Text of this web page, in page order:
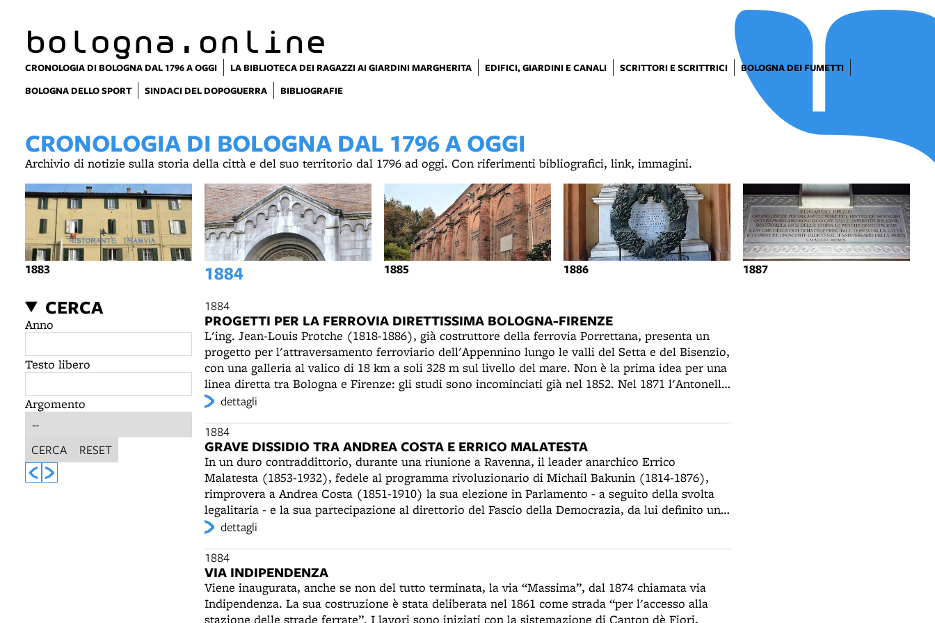
bologna.online
CRONOLOGIA DI BOLOGNA DAL 1796 A OGGI LA BIBLIOTECA DEI RAGAZZI AI GIARDINI MARGHERITA EDIFICI, GIARDINI E CANALI SCRITTORI E SCRITTRICI
BOLOGNA DEI FUMETTI
BOLOGNA DELLO SPORT
SINDACI DEL DOPOGUERRA BIBLIOGRAFIE
CRONOLOGIA DI BOLOGNA DAL 1796 A OGGI
Archivio di notizie sulla storia della città e del suo territorio dal 1796 ad oggi. Con riferimenti bibliografici, link, immagini.
1883 1884 1885 1886 1887
CERCA
Anno
Testo libero
Argomento
CERCA RESET
1884
PROGETTI PER LA FERROVIA DIRETTISSIMA BOLOGNA-FIRENZE
L'ing. Jean-Louis Protche (1818-1886), già costruttore della ferrovia Porrettana, presenta un
progetto per l'attraversamento ferroviario dell'Appennino lungo le valli del Setta e del Bisenzio,
con una galleria al valico di 18 km a soli 328 m sul livello del mare. Non è la prima idea per una
linea diretta tra Bologna e Firenze: gli studi sono incominciati già nel 1852. Nel 1871 l'Antonelli
aveva individuato il tracciato attraverso la valle del Setta, mentre nel 1873 l'ing. Zannoni aveva
568 m. Nel 1885 sarà invece presentato il progetto Sugliano, con una linea prevista tra le valli
del Setta e del Sieve e una galleria di 10 km a 442 m., in seguito abbassata a 400 m. Dopo la
morte di Protche, il suo progetto sarà rilanciato dagli ingegneri Minarelli e Dall'Olio. La
direttrice Setta-Bisenzio sarà, con qualche variante, la soluzione prescelta dalla legge 12 luglio
1908 n. 444, che delibererà ufficialmente la costruzione della Direttissima. I lavori inizieranno
nel 1913 nel tratto Bologna-Pianoro.
dettagli
1884
GRAVE DISSIDIO TRA ANDREA COSTA E ERRICO MALATESTA
In un duro contraddittorio, durante una riunione a Ravenna, il leader anarchico Errico
Malatesta (1853-1932), fedele al programma rivoluzionario di Michail Bakunin (1814-1876),
rimprovera a Andrea Costa (1851-1910) la sua elezione in Parlamento - a seguito della svolta
legalitaria - e la sua partecipazione al direttorio del Fascio della Democrazia, da lui definito una
“organizzazione borghese e controrivoluzionaria”. La scissione tra anarchici e socialisti si
anarchici imolesi, mentre gli internazionalisti fuoriusciti come Ariodante Facchini, già
componente della “banda del Matese“, lo accuseranno di opportunismo. In questo periodo
Malatesta è spesso a Bologna in segreto, con il compito di riannodare le fila dei rivoluzionari. I
numerosi tentativi di conciliazione, promossi dai socialisti bolognesi riuniti nel Partito Operaio,
dettagli
1884
VIA INDIPENDENZA
Viene inaugurata, anche se non del tutto terminata, la via “Massima”, dal 1874 chiamata via
Indipendenza. La sua costruzione è stata deliberata nel 1861 come strada “per l'accesso alla
stazione delle strade ferrate”. I lavori sono iniziati con la sistemazione di Canton dè Fiori,